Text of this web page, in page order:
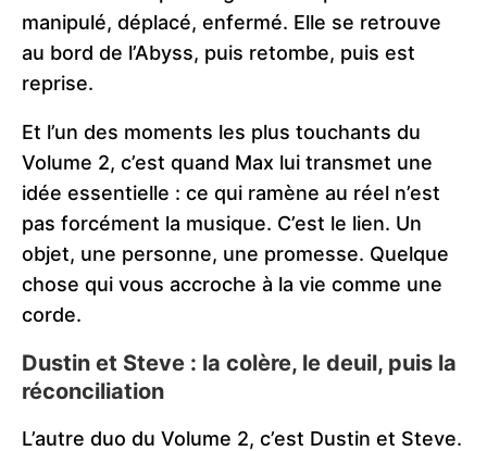
manipulé, déplacé, enfermé. Elle se retrouve
au bord de l’Abyss, puis retombe, puis est
reprise.
Et l’un des moments les plus touchants du
Volume 2, c’est quand Max lui transmet une
idée essentielle : ce qui ramène au réel n’est
pas forcément la musique. C’est le lien. Un
objet, une personne, une promesse. Quelque
chose qui vous accroche à la vie comme une
corde.
Dustin et Steve : la colère, le deuil, puis la
réconciliation
L’autre duo du Volume 2, c’est Dustin et Steve.